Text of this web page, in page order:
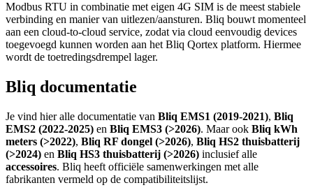
Modbus RTU in combinatie met eigen 4G SIM is de meest stabiele
verbinding en manier van uitlezen/aansturen. Bliq bouwt momenteel
aan een cloud-to-cloud service, zodat via cloud eenvoudig devices
toegevoegd kunnen worden aan het Bliq Qortex platform. Hiermee
wordt de toetredingsdrempel lager.
Bliq documentatie
Je vind hier alle documentatie van Bliq EMS1 (2019-2021), Bliq
EMS2 (2022-2025) en Bliq EMS3 (>2026). Maar ook Bliq kWh
meters (>2022), Bliq RF dongel (>2026), Bliq HS2 thuisbatterij
(>2024) en Bliq HS3 thuisbatterij (>2026) inclusief alle
accessoires. Bliq heeft officiële samenwerkingen met alle
fabrikanten vermeld op de compatibiliteitslijst.